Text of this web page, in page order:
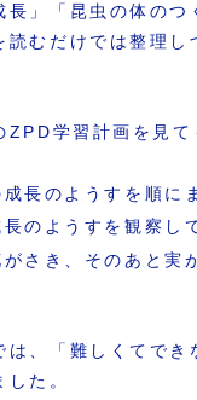
長」「昆虫の体のつ
読むだけでは整理し
ZPD学習計画を見て
成長のようすを順に
長のようすを観察し
がさき、そのあと実
は、「難しくてでき
た。